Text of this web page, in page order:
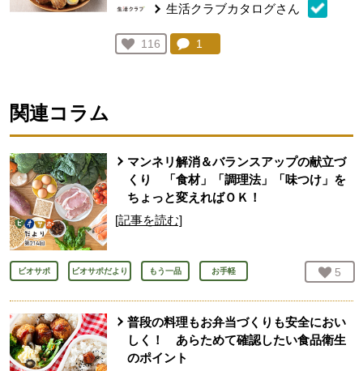
生活クラブカタログさん
お気に入り登録：
116
人が登録
コメント：
1
関連コラム
マンネリ解消＆バランスアップの献立づ
くり 「食材」「調理法」「味つけ」を
ちょっと変えればＯＫ！
[記事を読む]
ビオサポ ビオサポだより もう一品 お手軽 お気
5
普段の料理もお弁当づくりも安全におい
しく！ あらためて確認したい食品衛生
のポイント